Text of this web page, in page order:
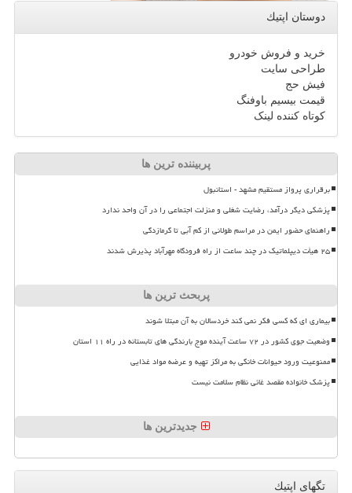
دوستان اپتیك
خرید و فروش خودرو
طراحی سایت
فیش حج
قیمت بیسیم باوفنگ
کوتاه کننده لینک
پربیننده ترین ها
برقراری پرواز مستقیم مشهد - استانبول
پزشکی دیگر درآمد، رضایت شغلی و منزلت اجتماعی را در آن واحد ندارد
راهنمای حضور ایمن در مراسم طولانی از کم آبی تا گرمازدگی
۲۵ هیأت دیپلماتیک در چند ساعت از راه فرودگاه مهرآباد پذیرش شدند
پربحث ترین ها
بیماری ای که کسی فکر نمی کند خردسالان به آن مبتلا شوند
وضعیت جوی کشور در ۷۲ ساعت آینده موج بارندگی های تابستانه در راه ۱۱ استان
ممنوعیت ورود حیوانات خانگی به مراکز تهیه و عرضه مواد غذایی
پزشک خانواده مقصد غائی نظام سلامت نیست
جدیدترین ها
تگهای اپتیك